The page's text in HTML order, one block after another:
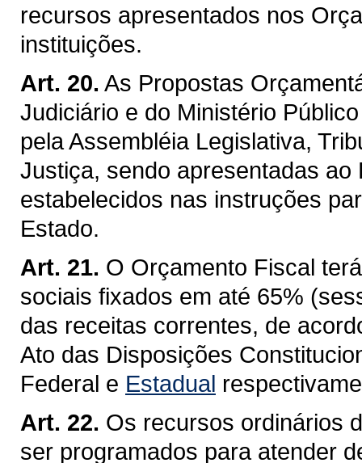
recursos apresentados nos
instituições.
Art. 20. As Propostas
Judiciário e do Ministério
pela Assembléia Legislativa,
Justiça, sendo apresentadas
estabelecidos nas instruções
Estado.
Art. 21. O Orçamento Fiscal
sociais fixados em até 65%
das receitas correntes, de
Ato das Disposições
Federal e Estadual
Art. 22. Os recursos ordinários
ser programados para atender